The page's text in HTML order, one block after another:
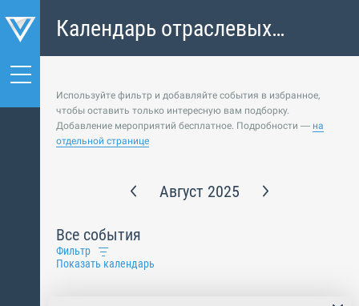
Календарь отраслевых
событий
Используйте фильтр и добавляйте события в избранное,
чтобы оставить только интересную вам подборку.
Добавление мероприятий бесплатное. Подробности — на
отдельной странице
Август 2025
Все события
Фильтр
Показать календарь